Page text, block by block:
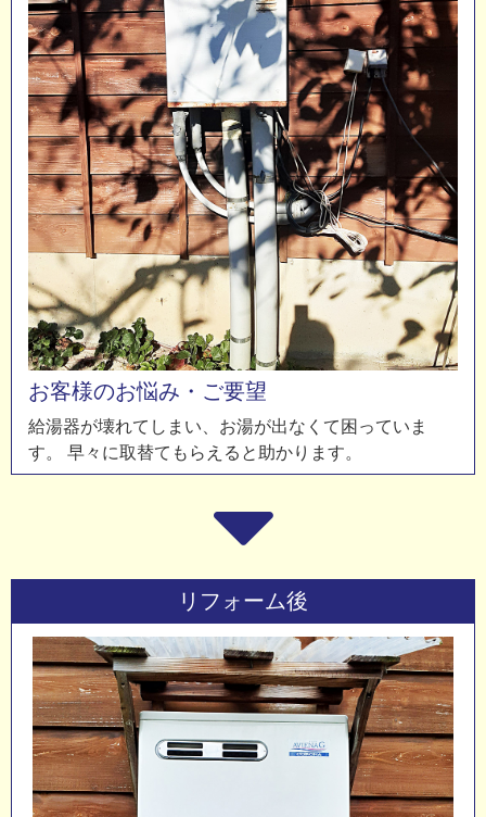
お客様のお悩み・ご要望
給湯器が壊れてしまい、お湯が出なくて困っていま
す。 早々に取替てもらえると助かります。
リフォーム後